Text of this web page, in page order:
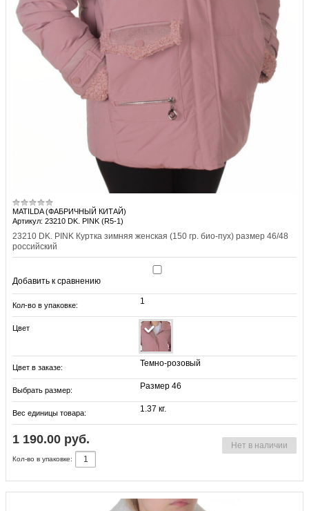
MATILDA (ФАБРИЧНЫЙ КИТАЙ)
Артикул: 23210 DK. PINK (R5-1)
23210 DK. PINK Куртка зимняя женская (150 гр. био-пух) размер 46/48
российский
Добавить к сравнению
Кол-во в упаковке: 1
Цвет
Цвет в заказе: Темно-розовый
Выбрать размер: Размер 46
Вес единицы товара: 1.37 кг.
1 190.00 руб. Нет в наличии
Кол-во в упаковке: